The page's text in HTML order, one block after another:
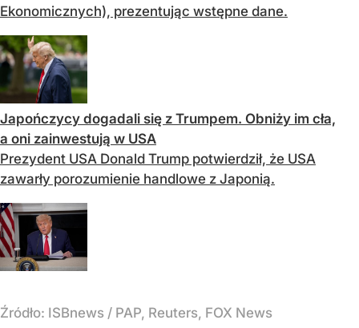
Ekonomicznych), prezentując wstępne dane.
Japończycy dogadali się z Trumpem. Obniży im cła,
a oni zainwestują w USA
Prezydent USA Donald Trump potwierdził, że USA
zawarły porozumienie handlowe z Japonią.
Źródło: ISBnews / PAP, Reuters, FOX News